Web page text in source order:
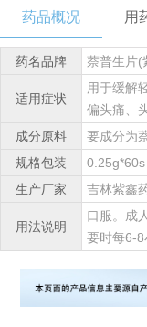
药品概况 用
药名品牌 萘普生片(
适用症状
用于缓解
偏头痛、
成分原料
要成分为
规格包装
0.25g*60s
生产厂家
吉林紫鑫
用法说明
口服。成
要时每6-8